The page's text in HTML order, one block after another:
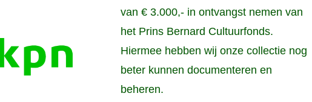
van € 3.000,- in ontvangst nemen van
het Prins Bernard Cultuurfonds.
Hiermee hebben wij onze collectie nog
beter kunnen documenteren en
beheren.